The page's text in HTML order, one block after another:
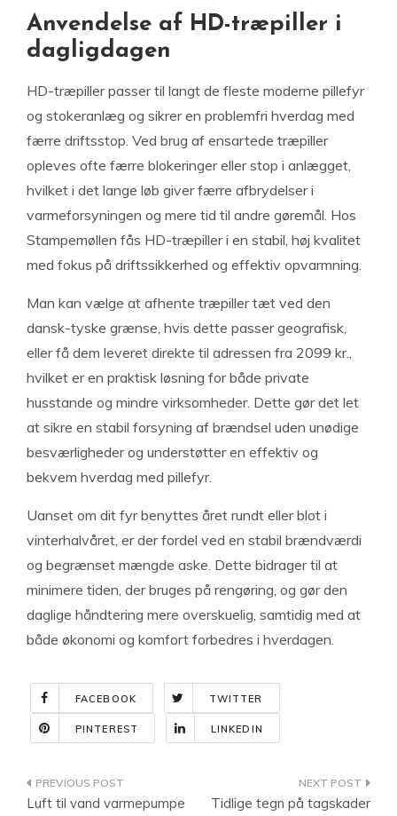
Anvendelse af HD-træpiller i
dagligdagen
HD-træpiller passer til langt de fleste moderne pillefyr
og stokeranlæg og sikrer en problemfri hverdag med
færre driftsstop. Ved brug af ensartede træpiller
opleves ofte færre blokeringer eller stop i anlægget,
hvilket i det lange løb giver færre afbrydelser i
varmeforsyningen og mere tid til andre gøremål. Hos
Stampemøllen fås HD-træpiller i en stabil, høj kvalitet
med fokus på driftssikkerhed og effektiv opvarmning.
Man kan vælge at afhente træpiller tæt ved den
dansk-tyske grænse, hvis dette passer geografisk,
eller få dem leveret direkte til adressen fra 2099 kr.,
hvilket er en praktisk løsning for både private
husstande og mindre virksomheder. Dette gør det let
at sikre en stabil forsyning af brændsel uden unødige
besværligheder og understøtter en effektiv og
bekvem hverdag med pillefyr.
Uanset om dit fyr benyttes året rundt eller blot i
vinterhalvåret, er der fordel ved en stabil brændværdi
og begrænset mængde aske. Dette bidrager til at
minimere tiden, der bruges på rengøring, og gør den
daglige håndtering mere overskuelig, samtidig med at
både økonomi og komfort forbedres i hverdagen.
FACEBOOK TWITTER
PINTEREST LINKEDIN
Indlægsnavigation
Luft til vand varmepumpe
Tidlige tegn på tagskader